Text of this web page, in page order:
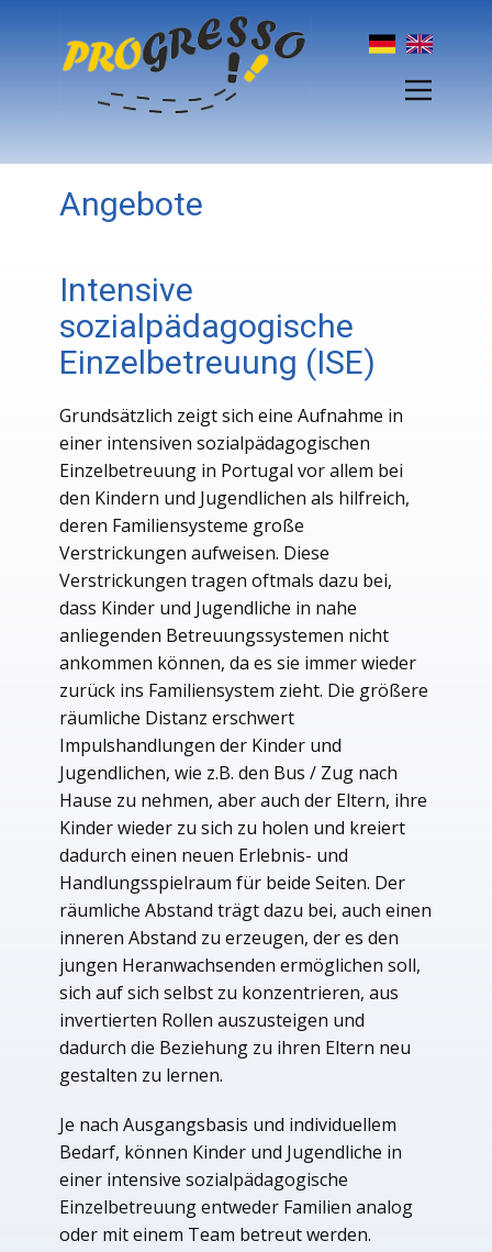
Angebote
Intensive
sozialpädagogische
Einzelbetreuung (ISE)
Grundsätzlich zeigt sich eine Aufnahme in
einer intensiven sozialpädagogischen
Einzelbetreuung in Portugal vor allem bei
den Kindern und Jugendlichen als hilfreich,
deren Familiensysteme große
Verstrickungen aufweisen. Diese
Verstrickungen tragen oftmals dazu bei,
dass Kinder und Jugendliche in nahe
anliegenden Betreuungssystemen nicht
ankommen können, da es sie immer wieder
zurück ins Familiensystem zieht. Die größere
räumliche Distanz erschwert
Impulshandlungen der Kinder und
Jugendlichen, wie z.B. den Bus / Zug nach
Hause zu nehmen, aber auch der Eltern, ihre
Kinder wieder zu sich zu holen und kreiert
dadurch einen neuen Erlebnis- und
Handlungsspielraum für beide Seiten. Der
räumliche Abstand trägt dazu bei, auch einen
inneren Abstand zu erzeugen, der es den
jungen Heranwachsenden ermöglichen soll,
sich auf sich selbst zu konzentrieren, aus
invertierten Rollen auszusteigen und
dadurch die Beziehung zu ihren Eltern neu
gestalten zu lernen.
Je nach Ausgangsbasis und individuellem
Bedarf, können Kinder und Jugendliche in
einer intensive sozialpädagogische
Einzelbetreuung entweder Familien analog
oder mit einem Team betreut werden.